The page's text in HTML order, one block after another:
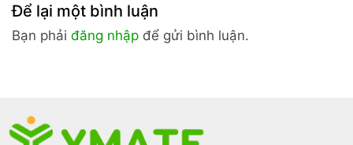
Để lại một bình luận
Bạn phải đăng nhập để gửi bình luận.